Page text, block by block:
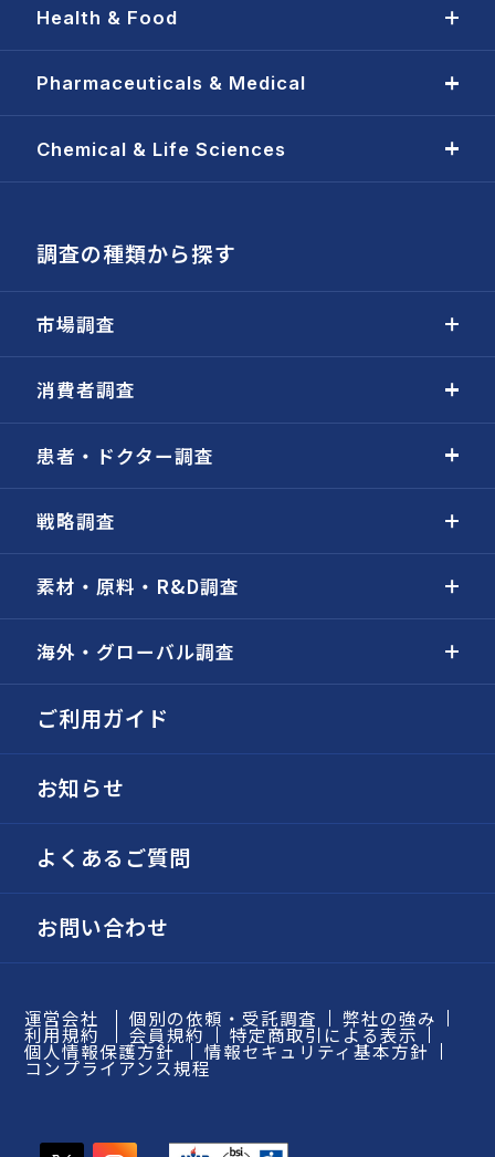
Health & Food
Pharmaceuticals & Medical
Chemical & Life Sciences
調査の種類から探す
市場調査
消費者調査
患者・ドクター調査
戦略調査
素材・原料・R&D調査
海外・グローバル調査
ご利用ガイド
お知らせ
よくあるご質問
お問い合わせ
運営会社 個別の依頼・受託調査 弊社の強み
利用規約 会員規約 特定商取引による表示
個人情報保護方針 情報セキュリティ基本方針
コンプライアンス規程